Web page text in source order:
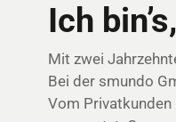
Ich
Mit zwei
Bei der smundo
Vom Privatkunden